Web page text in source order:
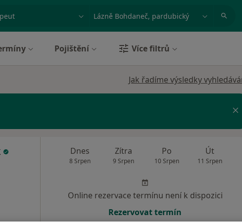
Město nebo region
Pojištění Více filtrů
Jak řadíme výsledky
Dnes
8 Srpen
Zítra
9 Srpen
Po
10 Srpen
Út
11 Srpen
Online rezervace termínu není k dispozici
Rezervovat termín